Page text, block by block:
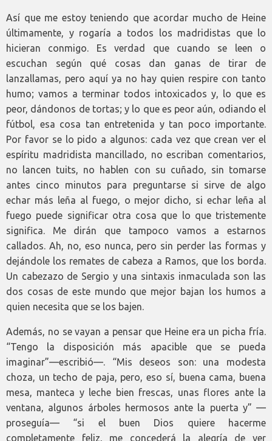
Así que me estoy teniendo que acordar mucho de Heine
últimamente, y rogaría a todos los madridistas que lo
hicieran conmigo. Es verdad que cuando se leen o
escuchan según qué cosas dan ganas de tirar de
lanzallamas, pero aquí ya no hay quien respire con tanto
humo; vamos a terminar todos intoxicados y, lo que es
peor, dándonos de tortas; y lo que es peor aún, odiando el
fútbol, esa cosa tan entretenida y tan poco importante.
Por favor se lo pido a algunos: cada vez que crean ver el
espíritu madridista mancillado, no escriban comentarios,
no lancen tuits, no hablen con su cuñado, sin tomarse
antes cinco minutos para preguntarse si sirve de algo
echar más leña al fuego, o mejor dicho, si echar leña al
fuego puede significar otra cosa que lo que tristemente
significa. Me dirán que tampoco vamos a estarnos
callados. Ah, no, eso nunca, pero sin perder las formas y
dejándole los remates de cabeza a Ramos, que los borda.
Un cabezazo de Sergio y una sintaxis inmaculada son las
dos cosas de este mundo que mejor bajan los humos a
quien necesita que se los bajen.
Además, no se vayan a pensar que Heine era un picha fría.
“Tengo la disposición más apacible que se pueda
imaginar”—escribió—. “Mis deseos son: una modesta
choza, un techo de paja, pero, eso sí, buena cama, buena
mesa, manteca y leche bien frescas, unas flores ante la
ventana, algunos árboles hermosos ante la puerta y” —
proseguía— “si el buen Dios quiere hacerme
completamente feliz, me concederá la alegría de ver